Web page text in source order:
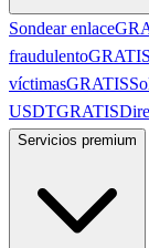
Sondear enlace
fraudulentoGRATIS
víctimasGRATIS
USDTGRATIS
Servicios premium